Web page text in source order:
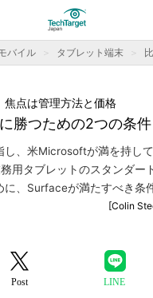
バイル タブレット端末
勝つための2つの条件
焦点は管理方法と価格
し、米Microsoftが満を持し
用タブレットのスタンダー
に、Surfaceが満たすべき条
[Colin
Post LINE